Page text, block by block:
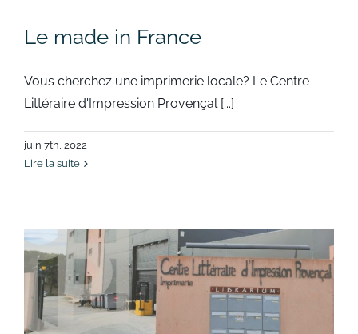
Le made in France
Vous cherchez une imprimerie locale? Le Centre
Littéraire d'Impression Provençal [...]
juin 7th, 2022
Lire la suite